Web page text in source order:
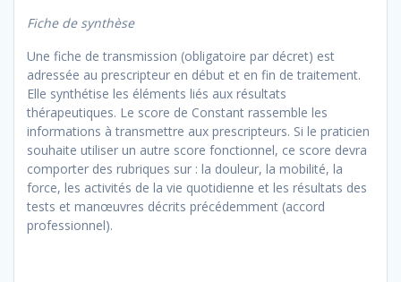
Fiche de synthèse
Une fiche de transmission (obligatoire par décret) est
adressée au prescripteur en début et en fin de traitement.
Elle synthétise les éléments liés aux résultats
thérapeutiques. Le score de Constant rassemble les
informations à transmettre aux prescripteurs. Si le praticien
souhaite utiliser un autre score fonctionnel, ce score devra
comporter des rubriques sur : la douleur, la mobilité, la
force, les activités de la vie quotidienne et les résultats des
tests et manœuvres décrits précédemment (accord
professionnel).